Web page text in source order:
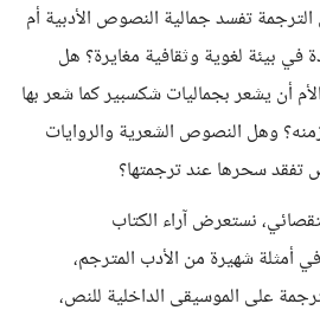
تفسد جمالية النصوص الأدبية أم
في بيئة لغوية وثقافية مغايرة؟ هل
أن يشعر بجماليات شكسبير كما شعر بها
وهل النصوص الشعرية والروايات
تفقد سحرها عند ترجمتها؟
نستعرض آراء الكتاب
أمثلة شهيرة من الأدب المترجم،
على الموسيقى الداخلية للنص،